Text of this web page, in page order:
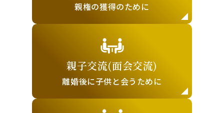
親権の獲得のために
親子交流(面会交流)
離婚後に子供と会うために